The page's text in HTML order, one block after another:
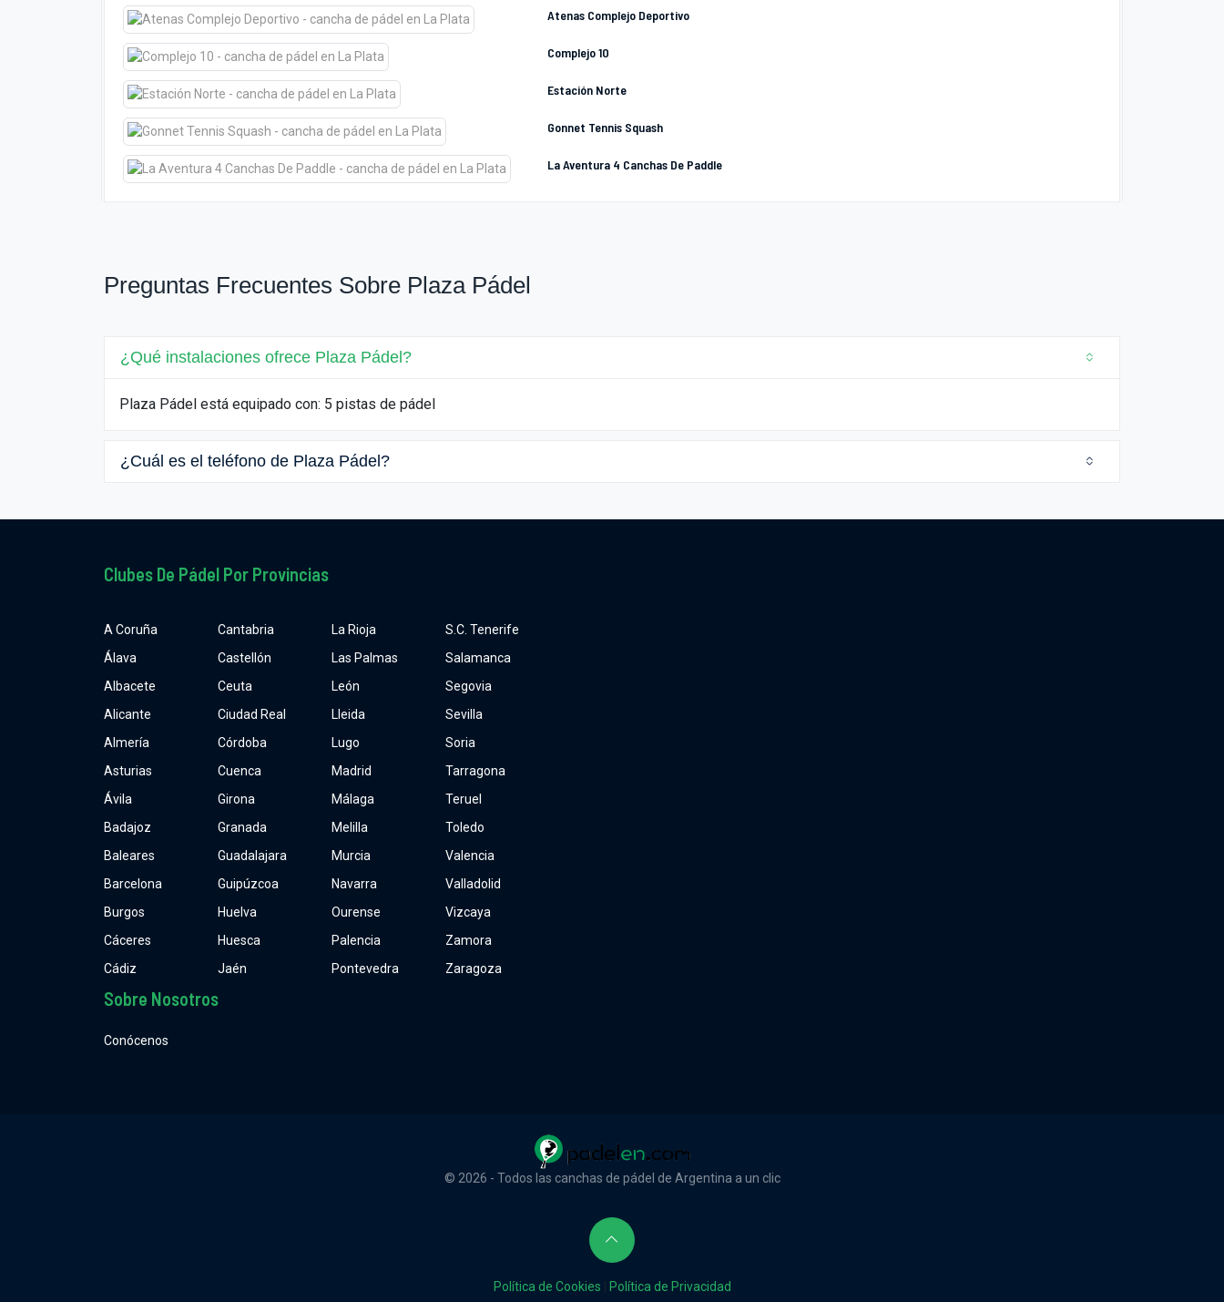
Atenas Complejo Deportivo
Complejo 10
Estación Norte
Gonnet Tennis Squash
La Aventura 4 Canchas De Paddle
Preguntas Frecuentes Sobre Plaza Pádel
¿Qué instalaciones ofrece Plaza Pádel?
Plaza Pádel está equipado con: 5 pistas de pádel
¿Cuál es el teléfono de Plaza Pádel?
Clubes De Pádel Por Provincias
A Coruña
Álava
Albacete
Alicante
Almería
Asturias
Ávila
Badajoz
Baleares
Barcelona
Burgos
Cáceres
Cádiz
Cantabria
Castellón
Ceuta
Ciudad Real
Córdoba
Cuenca
Girona
Granada
Guadalajara
Guipúzcoa
Huelva
Huesca
Jaén
La Rioja
Las Palmas
León
Lleida
Lugo
Madrid
Málaga
Melilla
Murcia
Navarra
Ourense
Palencia
Pontevedra
S.C. Tenerife
Salamanca
Segovia
Sevilla
Soria
Tarragona
Teruel
Toledo
Valencia
Valladolid
Vizcaya
Zamora
Zaragoza
Sobre Nosotros
Conócenos
© 2026 - Todos las canchas de pádel de Argentina a un clic
Política de Cookies Política de Privacidad